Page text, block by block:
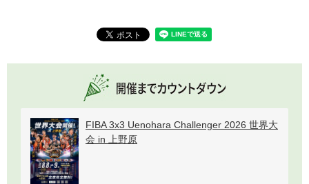
FIBA 3x3 Uenohara Challenger 2026 世界大
会 in 上野原